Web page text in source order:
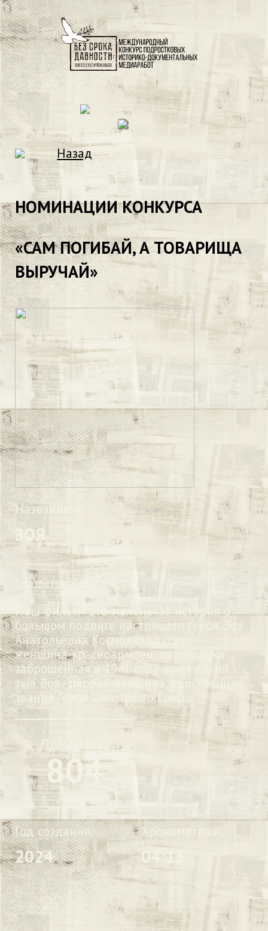
Назад
НОМИНАЦИИ КОНКУРСА
«САМ ПОГИБАЙ, А ТОВАРИЩА
ВЫРУЧАЙ»
Название:
ЗОЯ
Смотреть работу
Наш фильм - это маленькая история о
большом подвиге настоящего героя. Зоя
Анатольевна Космодемьянская -
женщина-красноармеец, партизанка
заброшенная в 1941 году в немецкий
тыл. Зоя - первая женщина, удостоенная
звания Героя Советского Союза
Просмотры:
804
Год создания:
2024
Хронометраж:
04:15